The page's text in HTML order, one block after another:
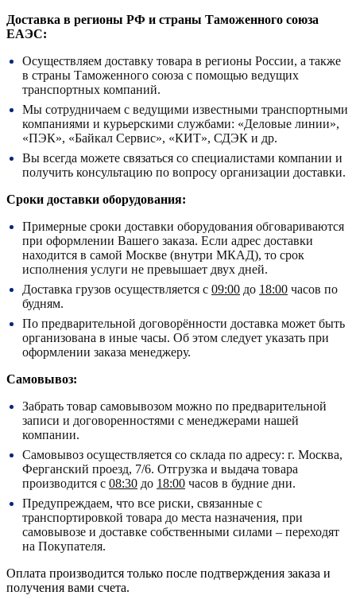
Доставка в регионы РФ и страны Таможенного союза
ЕАЭС:
Осуществляем доставку товара в регионы России, а также
в страны Таможенного союза с помощью ведущих
транспортных компаний.
Мы сотрудничаем с ведущими известными транспортными
компаниями и курьерскими службами: «Деловые линии»,
«ПЭК», «Байкал Сервис», «КИТ», СДЭК и др.
Вы всегда можете связаться со специалистами компании и
получить консультацию по вопросу организации доставки.
Сроки доставки оборудования:
Примерные сроки доставки оборудования обговариваются
при оформлении Вашего заказа. Если адрес доставки
находится в самой Москве (внутри МКАД), то срок
исполнения услуги не превышает двух дней.
Доставка грузов осуществляется с 09:00 до 18:00 часов по
будням.
По предварительной договорённости доставка может быть
организована в иные часы. Об этом следует указать при
оформлении заказа менеджеру.
Самовывоз:
Забрать товар самовывозом можно по предварительной
записи и договоренностями с менеджерами нашей
компании.
Самовывоз осуществляется со склада по адресу: г. Москва,
Ферганский проезд, 7/6. Отгрузка и выдача товара
производится с 08:30 до 18:00 часов в будние дни.
Предупреждаем, что все риски, связанные с
транспортировкой товара до места назначения, при
самовывозе и доставке собственными силами – переходят
на Покупателя.
Оплата производится только после подтверждения заказа и
получения вами счета.